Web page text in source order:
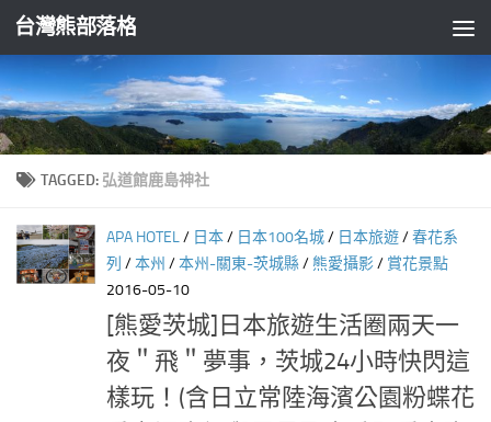
Skip to content
台灣熊部落格
TAGGED: 弘道館鹿島神社
APA HOTEL/ 日本/ 日本100名城/ 日本旅遊/春花系
列 /本州 /本州-關東-茨城縣/ 熊愛攝影/ 賞花景點
2016-05-10
[熊愛茨城]日本旅遊生活圈兩天一
夜＂飛＂夢事，茨城24小時快閃這
樣玩！(含日立常陸海濱公園粉蝶花